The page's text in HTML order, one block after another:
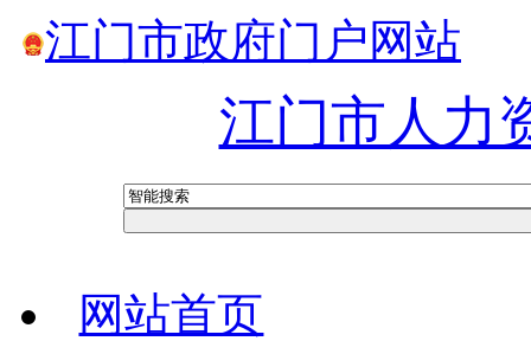
江门市政府门户网站
江门市人力
网站首页